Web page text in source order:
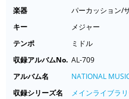
楽器
パーカッション/
キー
メジャー
テンポ
ミドル
収録アルバムNo. AL-709
アルバム名
NATIONAL
収録シリーズ名
メインライブラ